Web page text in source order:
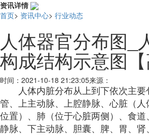
资讯详情
首页> 资讯中心> 行业动态
人体器官分布图_
构成结构示意图【
时间： 2021-10-18 21:23:05来源：
人体内脏分布从上到下依次主
管、上主动脉、上腔静脉、心脏（人
位置）、肺（位于心脏两侧）、食
静脉、下主动脉、胆囊、脾、胃、肾